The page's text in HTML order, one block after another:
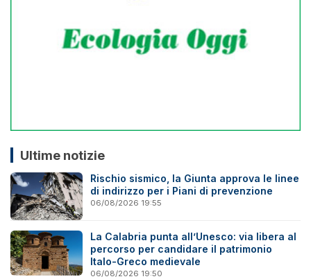
Ultime notizie
Rischio sismico, la Giunta approva le linee
di indirizzo per i Piani di prevenzione
06/08/2026 19:55
La Calabria punta all’Unesco: via libera al
percorso per candidare il patrimonio
Italo-Greco medievale
06/08/2026 19:50